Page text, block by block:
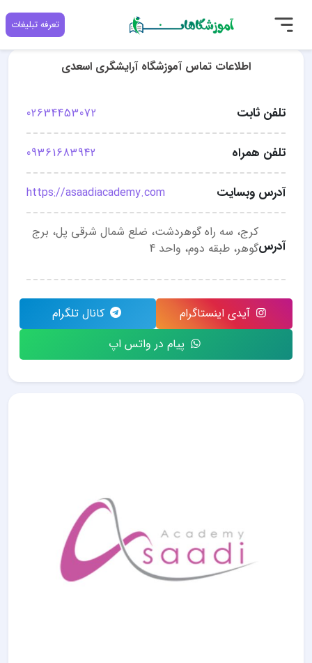
تعرفه تبلیغات
اطلاعات تماس آموزشگاه آرایشگری اسعدی
تلفن ثابت 02634453072
تلفن همراه 09361683942
آدرس وبسایت https://asaadiacademy.com
آدرس
کرج، سه راه گوهردشت، ضلع شمال شرقی پل، برج
گوهر، طبقه دوم، واحد 4
آیدی اینستاگرام
کانال تلگرام
پیام در واتس اپ